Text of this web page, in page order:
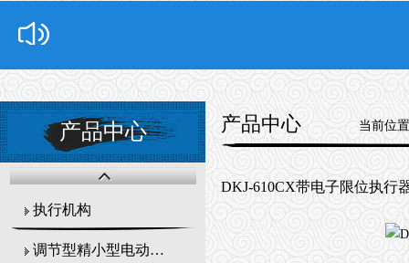
产品中心
执行机构
调节型精小型电动执行器
产品中心 当前位
DKJ-610CX带电子限位执行